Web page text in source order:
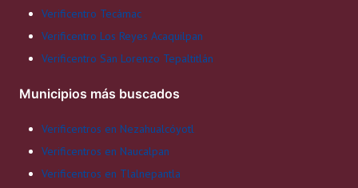
Verificentro Tecámac
Verificentro Los Reyes Acaquilpan
Verificentro San Lorenzo Tepaltitlán
Municipios más buscados
Verificentros en Nezahualcóyotl
Verificentros en Naucalpan
Verificentros en Tlalnepantla